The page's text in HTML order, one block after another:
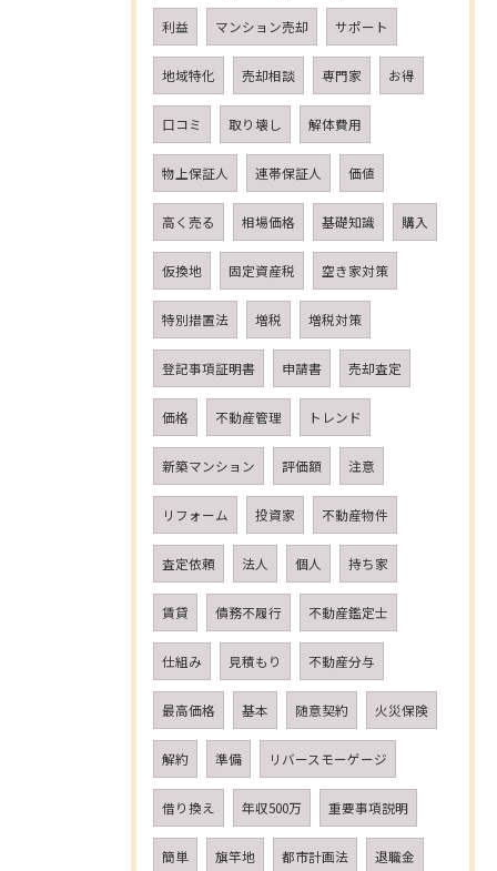
利益 マンション売却 サポート
地域特化 売却相談 専門家 お得
口コミ 取り壊し 解体費用
物上保証人 連帯保証人 価値
高く売る 相場価格 基礎知識 購入
仮換地 固定資産税 空き家対策
特別措置法 増税 増税対策
登記事項証明書 申請書 売却査定
価格 不動産管理 トレンド
新築マンション 評価額 注意
リフォーム 投資家 不動産物件
査定依頼 法人 個人 持ち家
賃貸 債務不履行 不動産鑑定士
仕組み 見積もり 不動産分与
最高価格 基本 随意契約 火災保険
解約 準備 リバースモーゲージ
借り換え 年収500万 重要事項説明
簡単 旗竿地 都市計画法 退職金